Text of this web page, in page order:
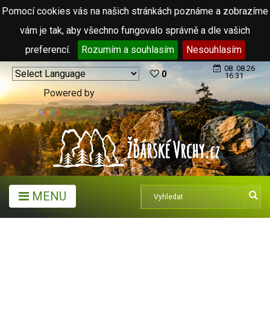
Pomocí cookies vás na našich stránkách poznáme a zobrazíme
vám je tak, aby všechno fungovalo správně a dle vašich
preferencí.
Rozumím a souhlasím Nesouhlasím
Powered by
Translate
0
08. 08.26
16:31
MENU